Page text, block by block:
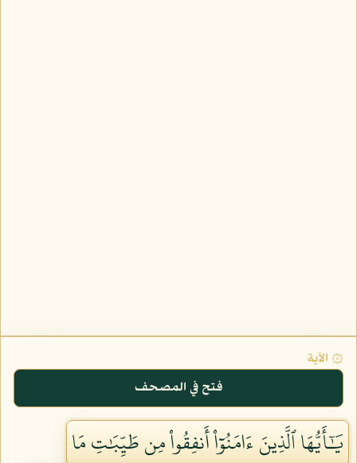
۞ الآية
فتح في المصحف
يَٰٓأَيُّهَا ٱلَّذِينَ ءَامَنُوٓاْ أَنفِقُواْ مِن طَيِّبَٰتِ مَا